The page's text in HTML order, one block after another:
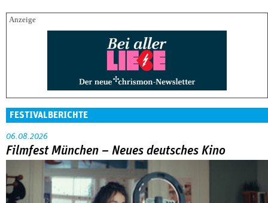
FESTIVALBERICHTE
06.08.2026
Filmfest München – Neues deutsches Kino